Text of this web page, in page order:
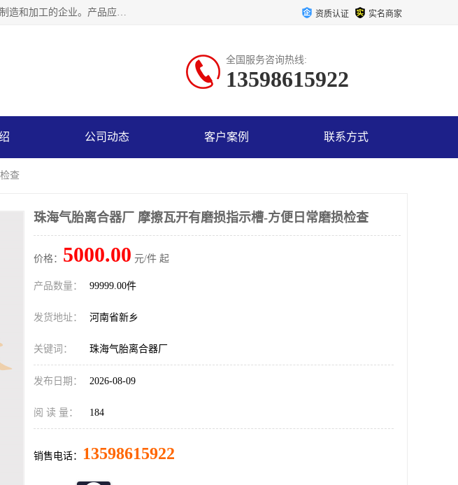
河南大林橡胶通信器材有限公司是一个专注于各种橡胶件、离合器及配件、泥浆泵及配件等产品设计制造和加工的企业。产品应用于矿山、冶金、石油、钢铁、化工、水泥、船舶、造纸、通用机械等各种大功率机械传动或制动装置。 资质认证 实名商家
全国服务咨询热线:
13598615922
公司动态 客户案例 联系方式
查
珠海气胎离合器厂 摩擦瓦开有磨损指示槽-方便日常磨损检查
价格： 5000.00 元/件 起
产品数量： 99999.00件
发货地址： 河南省新乡
关键词： 珠海气胎离合器厂
发布日期： 2026-08-09
阅 读 量： 184
销售电话： 13598615922